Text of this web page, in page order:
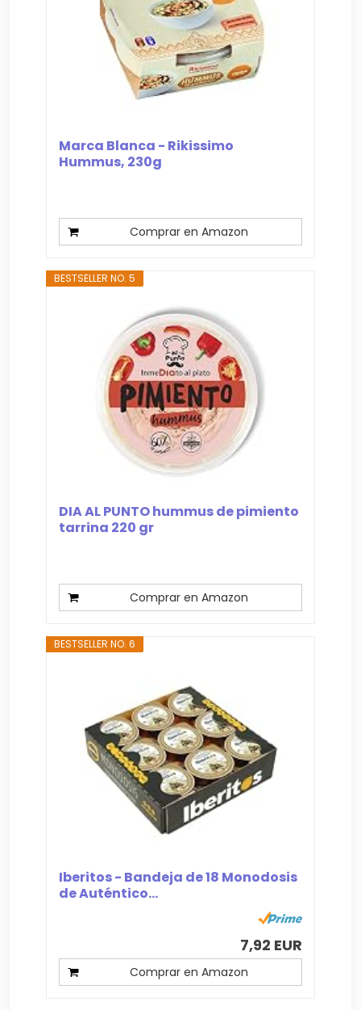
Marca Blanca - Rikissimo
Hummus, 230g
Comprar en Amazon
BESTSELLER NO. 5
DIA AL PUNTO hummus de pimiento
tarrina 220 gr
Comprar en Amazon
BESTSELLER NO. 6
Iberitos - Bandeja de 18 Monodosis
de Auténtico...
7,92 EUR
Comprar en Amazon